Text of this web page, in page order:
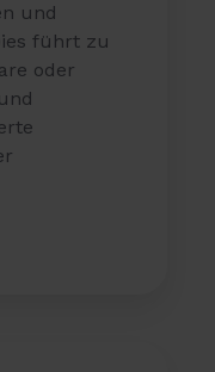
und
führt zu
oder